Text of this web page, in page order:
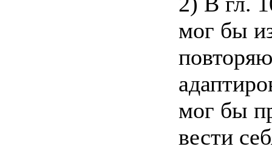
мог бы
мог бы
вести